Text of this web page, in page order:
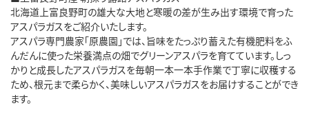
北海道上富良野町の雄大な大地と寒暖の差が生み出す環境で育った
アスパラガスをご紹介いたします。
アスパラ専門農家「原農園」では、旨味をたっぷり蓄えた有機肥料をふ
んだんに使った栄養満点の畑でグリーンアスパラを育てています。しっ
かりと成長したアスパラガスを毎朝一本一本手作業で丁寧に収穫する
ため、根元まで柔らかく、美味しいアスパラガスをお届けすることができ
ます。